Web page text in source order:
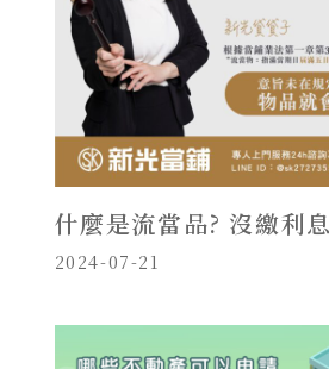
什麼是流當品? 沒繳利
2024-07-21